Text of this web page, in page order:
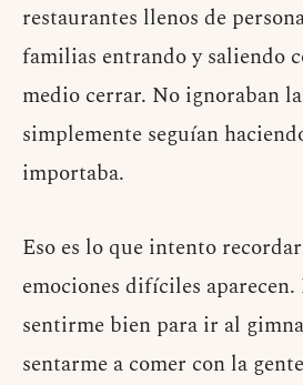
restaurantes llenos de
familias entrando y saliendo
medio cerrar. No ignoraban
simplemente seguían
importaba.
Eso es lo que intento
emociones difíciles
sentirme bien para ir al
sentarme a comer con la